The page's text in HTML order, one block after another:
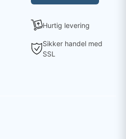
Hurtig levering
Sikker handel med
SSL